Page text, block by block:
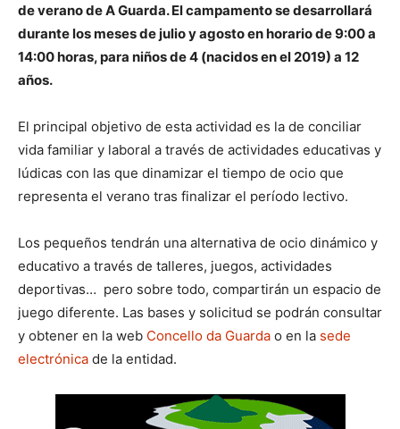
de verano de A Guarda. El campamento se desarrollará
durante los meses de julio y agosto en horario de 9:00 a
14:00 horas, para niños de 4 (nacidos en el 2019) a 12
años.
El principal objetivo de esta actividad es la de conciliar
vida familiar y laboral a través de actividades educativas y
lúdicas con las que dinamizar el tiempo de ocio que
representa el verano tras finalizar el período lectivo.
Los pequeños tendrán una alternativa de ocio dinámico y
educativo a través de talleres, juegos, actividades
deportivas… pero sobre todo, compartirán un espacio de
juego diferente. Las bases y solicitud se podrán consultar
y obtener en la web Concello da Guarda o en la sede
electrónica de la entidad.